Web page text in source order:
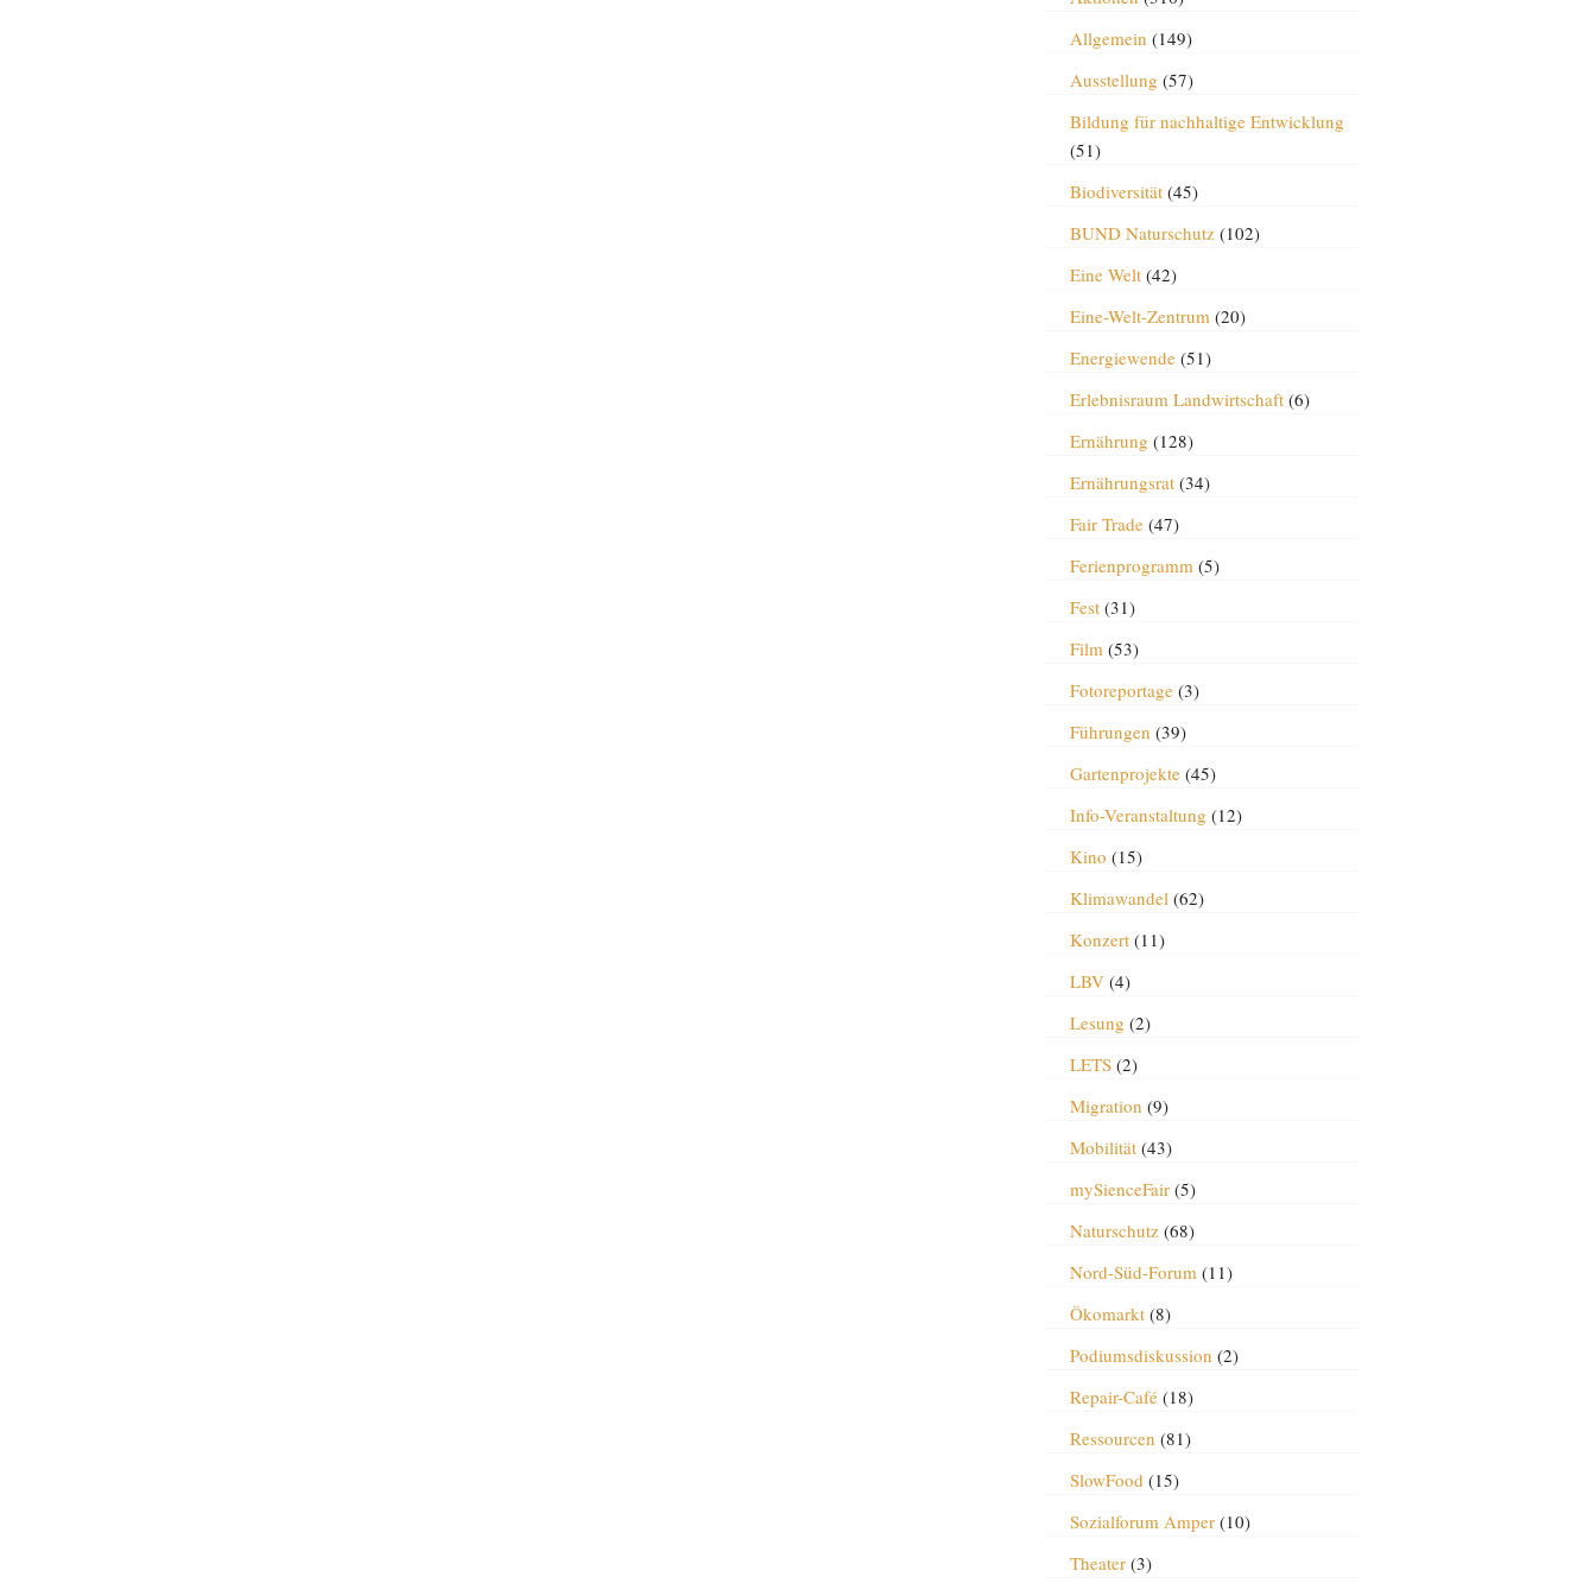
Allgemein (149)
Ausstellung (57)
Bildung für nachhaltige Entwicklung
(51)
Biodiversität(45)
BUND Naturschutz(102)
Eine Welt(42)
Eine-Welt-Zentrum(20)
Energiewende(51)
Erlebnisraum Landwirtschaft(6)
Ernährung (128)
Ernährungsrat(34)
Fair Trade(47)
Ferienprogramm(5)
Fest(31)
Film(53)
Fotoreportage(3)
Führungen (39)
Gartenprojekte(45)
Info-Veranstaltung (12)
Kino (15)
Klimawandel(62)
Konzert(11)
LBV(4)
Lesung (2)
LETS(2)
Migration (9)
Mobilität(43)
mySienceFair(5)
Naturschutz(68)
Nord-Süd-Forum(11)
Ökomarkt(8)
Podiumsdiskussion (2)
Repair-Café(18)
Ressourcen (81)
SlowFood (15)
Sozialforum Amper(10)
Theater(3)